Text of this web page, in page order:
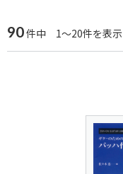
90件中 1～20件を表示